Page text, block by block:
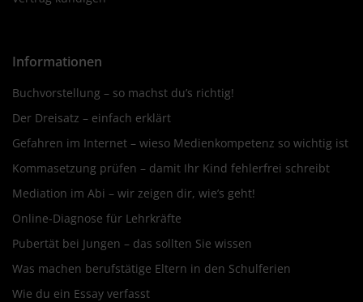
Informationen
Buchvorstellung – so machst du’s richtig!
Der Dreisatz – einfach erklärt
Gefahren im Internet – wieso Medienkompetenz so wichtig ist
Kommasetzung prüfen – damit Ihr Kind fehlerfrei schreibt
Mediation im Abi – wir zeigen dir, wie’s geht!
Online-Diagnose für Lehrkräfte
Pubertät bei Jungen – das sollten Sie wissen
Was machen berufstätige Eltern in den Schulferien
Wie du ein Essay verfasst